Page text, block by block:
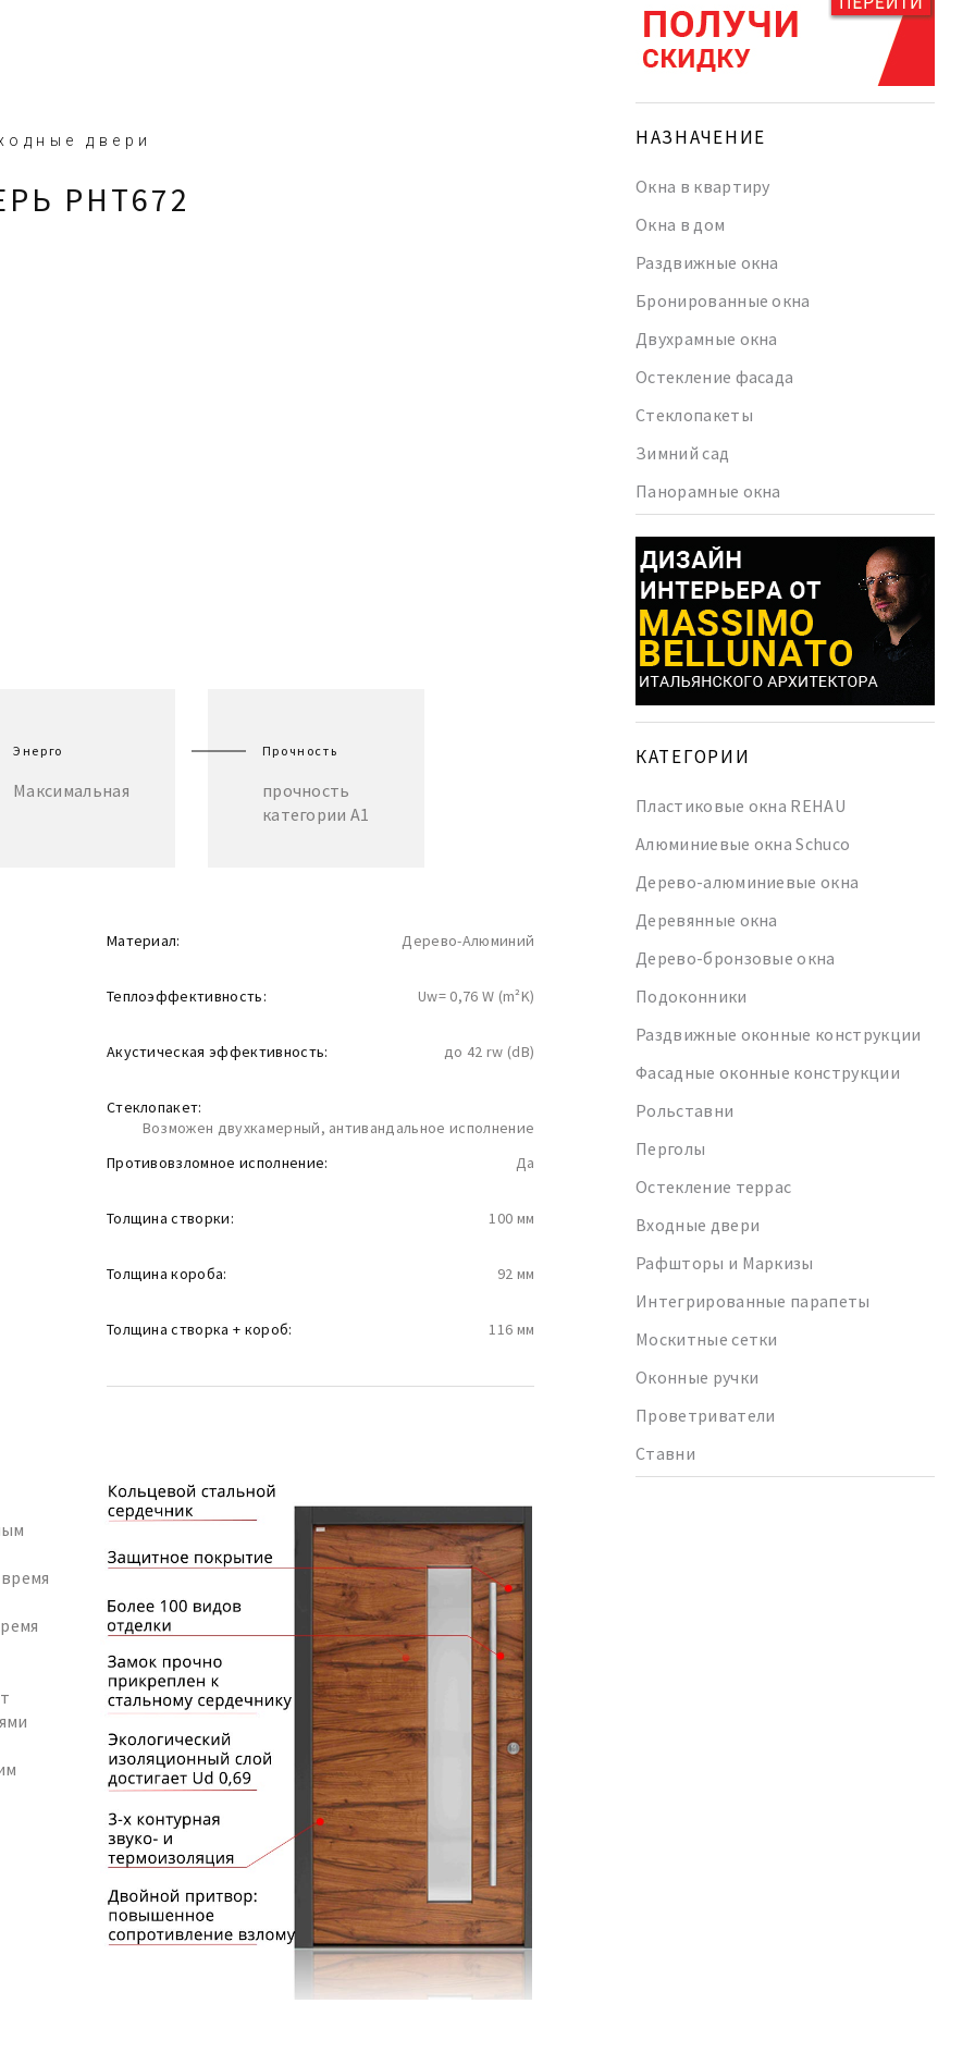
двери
PHT672
Энерго
Максимальная
Прочность
прочность
категории А1
Материал: Дерево-Алюминий
Теплоэффективность: Uw= 0,76 W (m²K)
Акустическая эффективность: до 42 rw (dB)
Стеклопакет:
Возможен двухкамерный, антивандальное исполнение
Противовзломное исполнение:
Да
Толщина створки: 100 мм
Толщина короба: 92 мм
Толщина створка + короб: 116 мм
НАЗНАЧЕНИЕ
Окна в квартиру
Окна в дом
Раздвижные окна
Бронированные окна
Двухрамные окна
Остекление фасада
Стеклопакеты
Зимний сад
Панорамные окна
КАТЕГОРИИ
Пластиковые окна REHAU
Алюминиевые окна Schuco
Дерево-алюминиевые окна
Деревянные окна
Дерево-бронзовые окна
Подоконники
Раздвижные оконные конструкции
Фасадные оконные конструкции
Рольставни
Перголы
Остекление террас
Входные двери
Рафшторы и Маркизы
Интегрированные парапеты
Москитные сетки
Оконные ручки
Проветриватели
Ставни